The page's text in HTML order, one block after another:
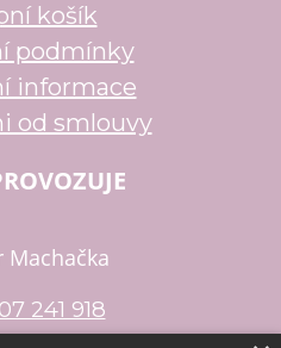
košík
podmínky
informace
od smlouvy
Machačka
241 918